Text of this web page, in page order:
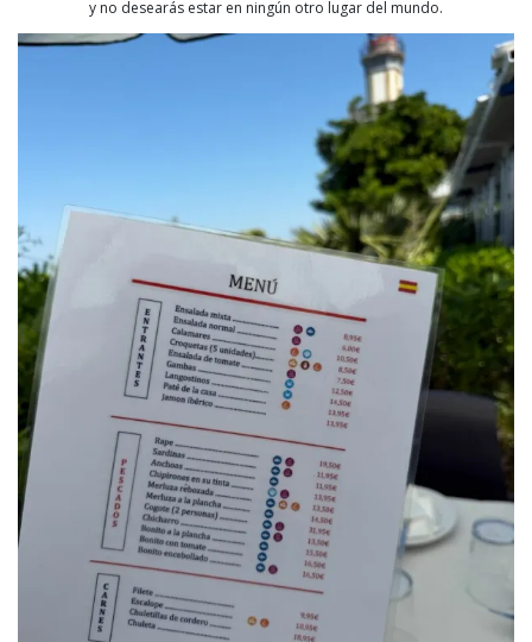
y no desearás estar en ningún otro lugar del mundo.